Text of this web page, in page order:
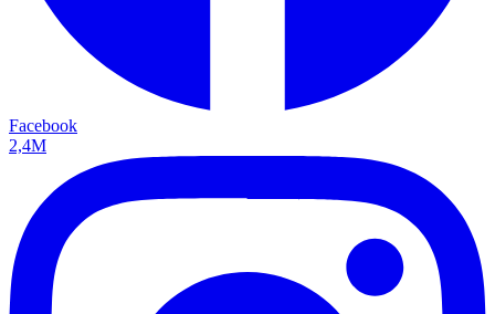
Facebook
2,4M